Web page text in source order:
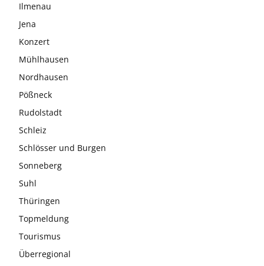
Ilmenau
Jena
Konzert
Mühlhausen
Nordhausen
Pößneck
Rudolstadt
Schleiz
Schlösser und Burgen
Sonneberg
Suhl
Thüringen
Topmeldung
Tourismus
Überregional